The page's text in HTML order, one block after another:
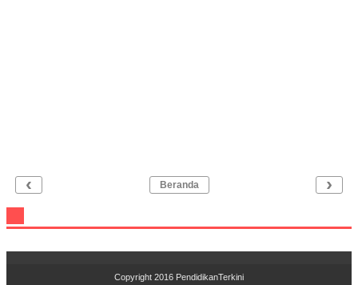
‹ ›
Beranda
Copyright 2016 PendidikanTerkini